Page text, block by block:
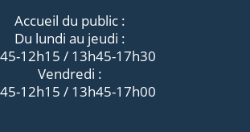
Accueil du public :
Du lundi au jeudi :
12h15 / 13h45-17h30
Vendredi :
12h15 / 13h45-17h00